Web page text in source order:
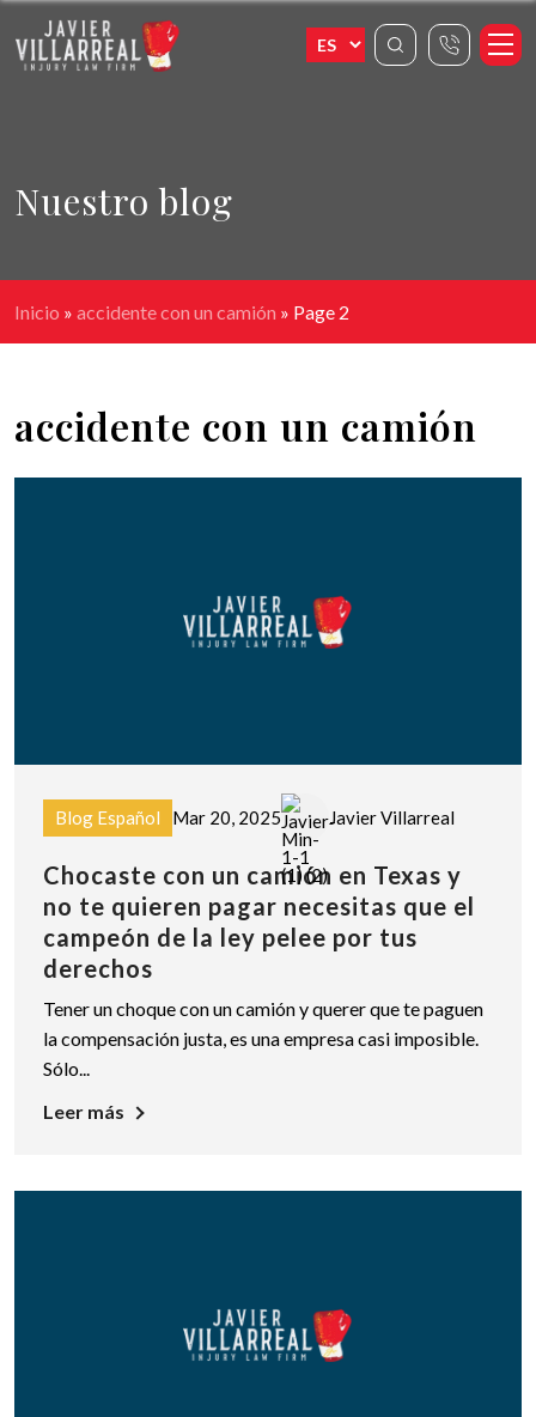
Nuestro blog
Inicio » accidente con un camión » Page 2
accidente con un camión
Blog Español Mar 20, 2025 Javier Villarreal
Chocaste con un camión en Texas y
no te quieren pagar necesitas que el
campeón de la ley pelee por tus
derechos
Tener un choque con un camión y querer que te paguen
la compensación justa, es una empresa casi imposible.
Sólo...
Leer más